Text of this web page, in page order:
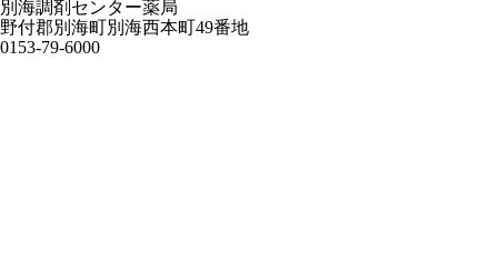
別海調剤センター薬局
野付郡別海町別海西本町49番地
0153-79-6000